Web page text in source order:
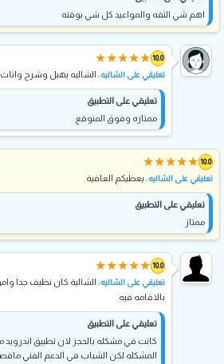
اهم شي الثقه والمواعيد كل شي بوقته
10.0
★
★
★
★
★
تعليقي على الشاليه: الشاليه يهبل وشرح واثاث
تعليقي على التطبيق
ممتازه وفوق المتوقع
10.0
★
★
★
★
★
تعليقي على الشاليه: يعطيكم العافية
تعليقي على التطبيق
ممتاز
10.0
★
★
★
★
★
تعليقي على الشاليه: الشالية كان نظيف جدا
بالاقامه فيه
تعليقي على التطبيق
كانت في مشكله بالحجز لان تطبيق
المشكله لكن الشباب في الدعم الفني